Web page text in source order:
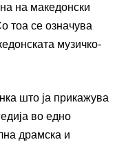
на македонски
тоа се означува
музичко-
што ја прикажува
во едно
драмска и